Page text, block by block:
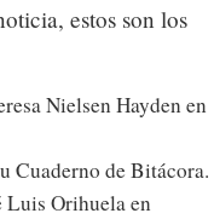
estos son los
Nielsen Hayden en
Cuaderno de Bitácora.
Luis Orihuela en